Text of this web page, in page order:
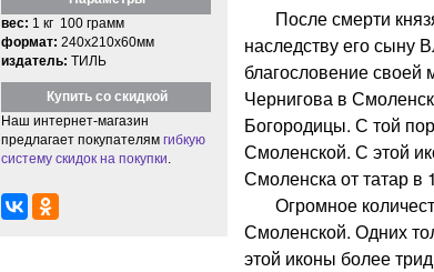
вес: 1 кг 100 грамм
формат: 240x210x60мм
издатель: ТИЛЬ
Купить со скидкой
Наш интернет-магазин
предлагает покупателям гибкую
систему скидок на покупки
После смерти
наследству его сыну
благословение
Чернигова в
Богородицы. С той
Смоленской. С этой
Смоленска от татар в
Огромное
Смоленской. Одних
этой иконы более